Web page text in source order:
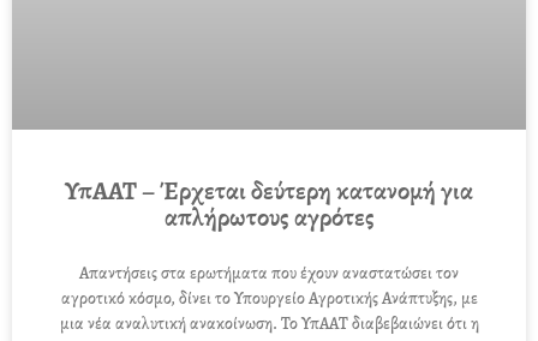
ΥπΑΑΤ – Έρχεται δεύτερη κατανομή για
απλήρωτους αγρότες
Απαντήσεις στα ερωτήματα που έχουν αναστατώσει τον
αγροτικό κόσμο, δίνει το Υπουργείο Αγροτικής Ανάπτυξης, με
μια νέα αναλυτική ανακοίνωση. Το ΥπΑΑΤ διαβεβαιώνει ότι η